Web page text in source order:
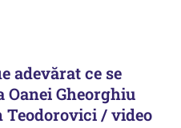
adevărat ce se
Oanei Gheorghiu
Teodorovici / video